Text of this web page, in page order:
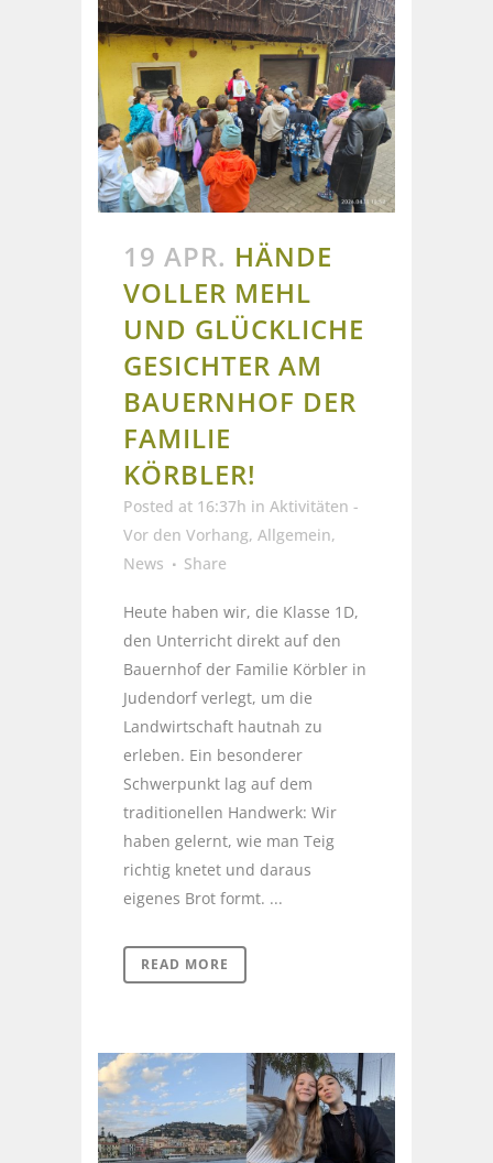
19 APR. HÄNDE
VOLLER MEHL
UND GLÜCKLICHE
GESICHTER AM
BAUERNHOF DER
FAMILIE
KÖRBLER!
Posted at 16:37h in Aktivitäten -
Vor den Vorhang, Allgemein,
News
Share
Heute haben wir, die Klasse 1D,
den Unterricht direkt auf den
Bauernhof der Familie Körbler in
Judendorf verlegt, um die
Landwirtschaft hautnah zu
erleben. Ein besonderer
Schwerpunkt lag auf dem
traditionellen Handwerk: Wir
haben gelernt, wie man Teig
richtig knetet und daraus
eigenes Brot formt. ...
READ MORE